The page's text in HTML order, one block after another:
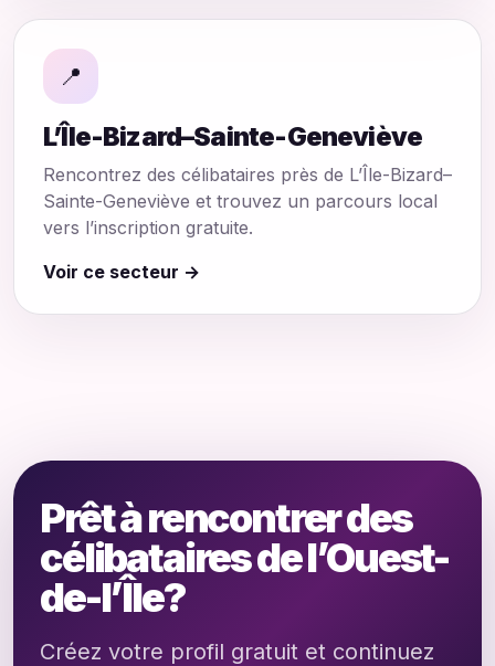
📍
L’Île-Bizard–Sainte-Geneviève
Rencontrez des célibataires près de L’Île-Bizard–
Sainte-Geneviève et trouvez un parcours local
vers l’inscription gratuite.
Voir ce secteur →
Prêt à rencontrer des
célibataires de l’Ouest-
de-l’Île?
Créez votre profil gratuit et continuez